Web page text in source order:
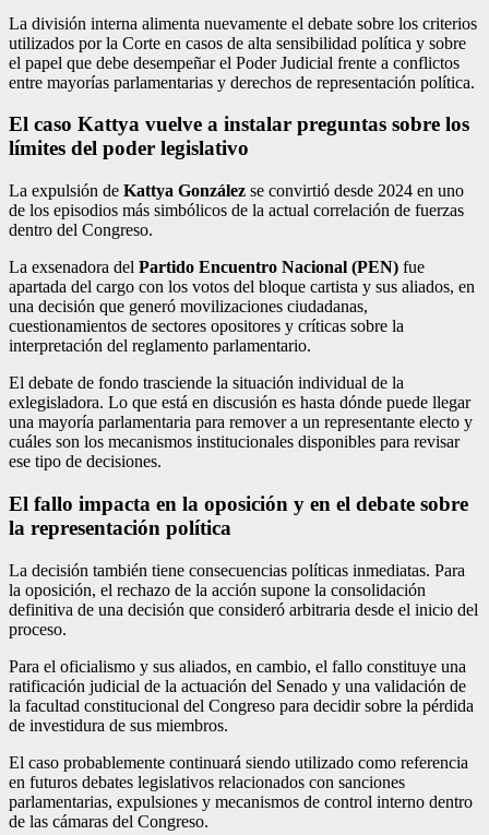
La división interna alimenta nuevamente el debate sobre los criterios
utilizados por la Corte en casos de alta sensibilidad política y sobre
el papel que debe desempeñar el Poder Judicial frente a conflictos
entre mayorías parlamentarias y derechos de representación política.
El caso Kattya vuelve a instalar preguntas sobre los
límites del poder legislativo
La expulsión de Kattya González se convirtió desde 2024 en uno
de los episodios más simbólicos de la actual correlación de fuerzas
dentro del Congreso.
La exsenadora del Partido Encuentro Nacional (PEN) fue
apartada del cargo con los votos del bloque cartista y sus aliados, en
una decisión que generó movilizaciones ciudadanas,
cuestionamientos de sectores opositores y críticas sobre la
interpretación del reglamento parlamentario.
El debate de fondo trasciende la situación individual de la
exlegisladora. Lo que está en discusión es hasta dónde puede llegar
una mayoría parlamentaria para remover a un representante electo y
cuáles son los mecanismos institucionales disponibles para revisar
ese tipo de decisiones.
El fallo impacta en la oposición y en el debate sobre
la representación política
La decisión también tiene consecuencias políticas inmediatas. Para
la oposición, el rechazo de la acción supone la consolidación
definitiva de una decisión que consideró arbitraria desde el inicio del
proceso.
Para el oficialismo y sus aliados, en cambio, el fallo constituye una
ratificación judicial de la actuación del Senado y una validación de
la facultad constitucional del Congreso para decidir sobre la pérdida
de investidura de sus miembros.
El caso probablemente continuará siendo utilizado como referencia
en futuros debates legislativos relacionados con sanciones
parlamentarias, expulsiones y mecanismos de control interno dentro
de las cámaras del Congreso.